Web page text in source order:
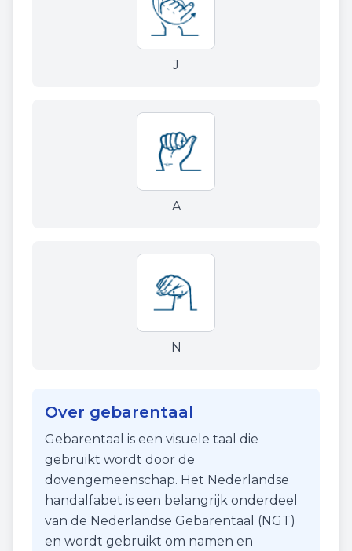
J
A
N
Over gebarentaal
Gebarentaal is een visuele taal die
gebruikt wordt door de
dovengemeenschap. Het Nederlandse
handalfabet is een belangrijk onderdeel
van de Nederlandse Gebarentaal (NGT)
en wordt gebruikt om namen en